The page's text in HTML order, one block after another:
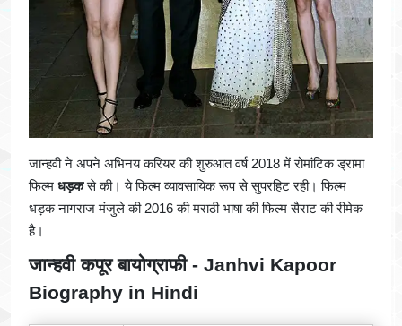
जान्हवी ने अपने अभिनय करियर की शुरुआत वर्ष 2018 में रोमांटिक ड्रामा
फिल्म धड़कसे की। ये फिल्म व्यावसायिक रूप से सुपरहिट रही। फिल्म
धड़क नागराज मंजुले की 2016 की मराठी भाषा की फिल्म सैराट की रीमेक
है।
जान्हवी कपूर बायोग्राफी - Janhvi Kapoor
Biography in Hindi